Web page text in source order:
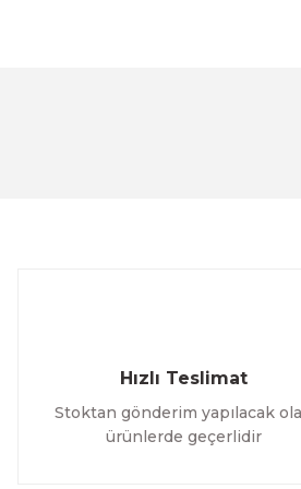
Hızlı Teslimat
Stoktan gönderim yapılacak
ürünlerde geçerlidir